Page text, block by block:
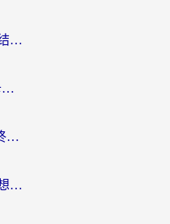
在海外用什么加速器玩公主连结：Re？老玩家亲测的稳定方案来了
在美国怎么玩使命召唤OL不卡？海外党亲测有效的国服游戏加速器指南
海外非人学园卡成PPT？2026终极加速器指南：从暗区突围到王国纪元，一篇搞定
在国外玩新剑侠情缘延迟高到想摔手机？海外玩家亲测有效的加速器选择指南